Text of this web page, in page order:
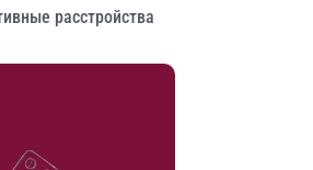
расстройства